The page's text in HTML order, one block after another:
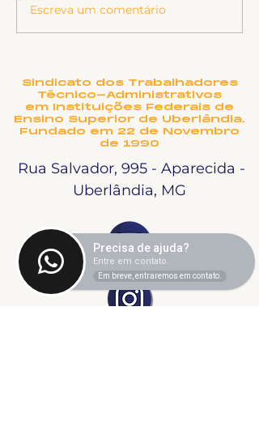
Ligeirinho 541 | Julho
Escreva um comentário
Sindicato dos Trabalhadores
Técnico-Administrativos
em Instituições Federais de
Ensino Superior de Uberlândia.
Fundado em 22 de Novembro
de 1990
Rua Salvador, 995 - Aparecida -
Uberlândia, MG
Precisa de ajuda?
Entre em contato.
Em breve, entraremos em contato.